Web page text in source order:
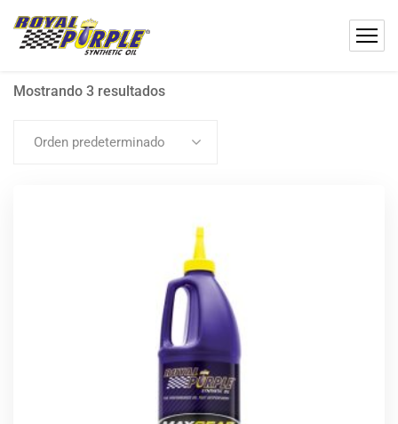
Mostrando 3 resultados
Orden predeterminado